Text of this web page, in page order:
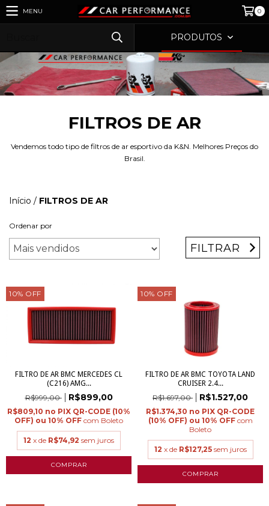
MENU 0
PRODUTOS
FILTROS DE AR
Vendemos todo tipo de filtros de ar esportivo da K&N. Melhores Preços do
Brasil.
Início / FILTROS DE AR
Ordenar por
FILTRAR
10% OFF
FILTRO DE AR BMC MERCEDES CL
(C216) AMG...
R$999,00 R$899,00
R$809,10
com Boleto
12 x de R$74,92 sem juros
10% OFF
FILTRO DE AR BMC TOYOTA LAND
CRUISER 2.4...
R$1.697,00 R$1.527,00
R$1.374,30
com
Boleto
12 x de R$127,25 sem juros